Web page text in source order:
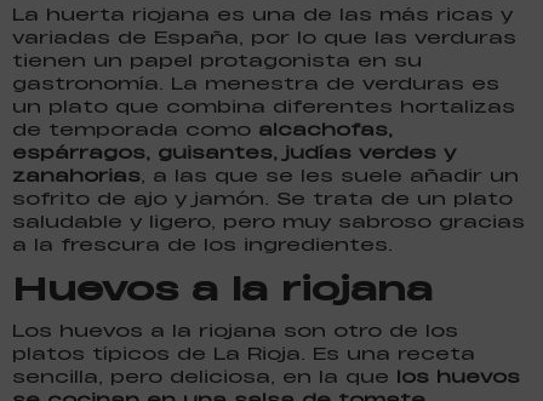
La huerta riojana es una de las más ricas y
variadas de España, por lo que las verduras
tienen un papel protagonista en su
gastronomía. La menestra de verduras es
un plato que combina diferentes hortalizas
de temporada como alcachofas,
espárragos, guisantes, judías verdes y
zanahorias , a las que se les suele añadir un
sofrito de ajo y jamón. Se trata de un plato
saludable y ligero, pero muy sabroso gracias
a la frescura de los ingredientes.
Huevos a la riojana
Los huevos a la riojana son otro de los
platos típicos de La Rioja. Es una receta
sencilla, pero deliciosa, en la que los huevos